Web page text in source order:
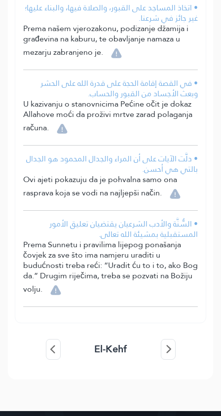
• اتخاذ المساجد على القبور، والصلاة فيها، والبناء عليها؛
غير جائز في شرعنا.
Prema našem vjerozakonu, podizanje džamija i
građevina na kaburu, te obavljanje namaza u
mezarju zabranjeno je.
• في القصة إقامة الحجة على قدرة الله على الحشر
وبعث الأجساد من القبور والحساب.
U kazivanju o stanovnicima Pećine očit je dokaz
Allahove moći da proživi mrtve zarad polaganja
računa.
• دلَّت الآيات على أن المراء والجدال المحمود هو الجدال
بالتي هي أحسن.
Ovi ajeti pokazuju da je pohvalna samo ona
rasprava koja se vodi na najljepši način.
• السُّنَّة والأدب الشرعيان يقتضيان تعليق الأمور
المستقبلية بمشيئة الله تعالى.
Prema Sunnetu i pravilima lijepog ponašanja
čovjek za sve što ima namjeru uraditi u
budućnosti treba reći: “Uradit ću to i to, ako Bog
da.” Drugim riječima, treba se pozvati na Božiju
volju.
El-Kehf